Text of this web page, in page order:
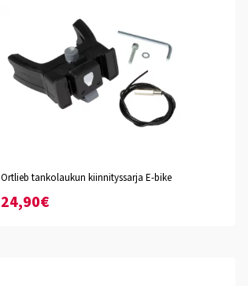
Ortlieb tankolaukun kiinnityssarja E-bike
24,90€